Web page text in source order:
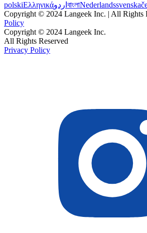
polskiΕλληνικάاردو বাংলাNederlandssvenska
Copyright © 2024 Langeek Inc. | All Rights
Policy
Copyright © 2024 Langeek Inc.
All Rights Reserved
Privacy Policy